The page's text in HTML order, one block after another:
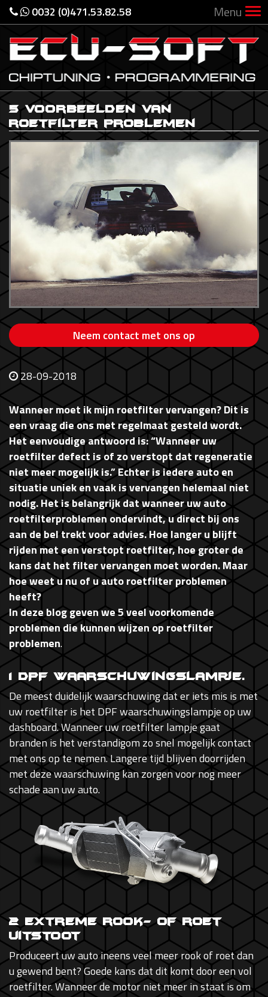
0032 (0)471.53.82.58 Menu
5 voorbeelden van
roetfilter problemen
Neem contact met ons op
28-09-2018
Wanneer moet ik mijn roetfilter vervangen? Dit is
een vraag die ons met regelmaat gesteld wordt.
Het eenvoudige antwoord is: “Wanneer uw
roetfilter defect is of zo verstopt dat regeneratie
niet meer mogelijk is.” Echter is iedere auto en
situatie uniek en vaak is vervangen helemaal niet
nodig. Het is belangrijk dat wanneer uw auto
roetfilterproblemen ondervindt, u direct bij ons
aan de bel trekt voor advies. Hoe langer u blijft
rijden met een verstopt roetfilter, hoe groter de
kans dat het filter vervangen moet worden. Maar
hoe weet u nu of u auto roetfilter problemen
heeft?
In deze blog geven we 5 veel voorkomende
problemen die kunnen wijzen op roetfilter
problemen.
1 DPF Waarschuwingslampje.
De meest duidelijk waarschuwing dat er iets mis is met
uw roetfilter is het DPF waarschuwingslampje op uw
dashboard. Wanneer uw roetfilter lampje gaat
branden is het verstandigom zo snel mogelijk contact
met ons op te nemen. Langere tijd blijven doorrijden
met deze waarschuwing kan zorgen voor nog meer
schade aan uw auto.
2 Extreme rook- of roet
uitstoot
Produceert uw auto ineens veel meer rook of roet dan
u gewend bent? Goede kans dat dit komt door een vol
roetfilter. Wanneer de motor niet meer in staat is om